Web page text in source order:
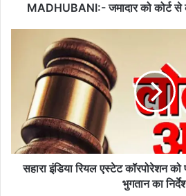
MADHUBANI:- जमादार को कोर्ट से
कॉरपोरेशन
परिपक्वता
राशि
ब्याज
सहितसहारा इंडिया रियल एस्टेट कॉरपोरेशन को
भुगतान का